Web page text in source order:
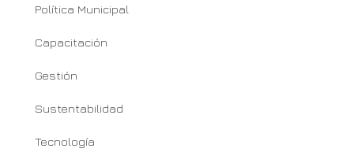
Política Municipal
Capacitación
Gestión
Sustentabilidad
Tecnología